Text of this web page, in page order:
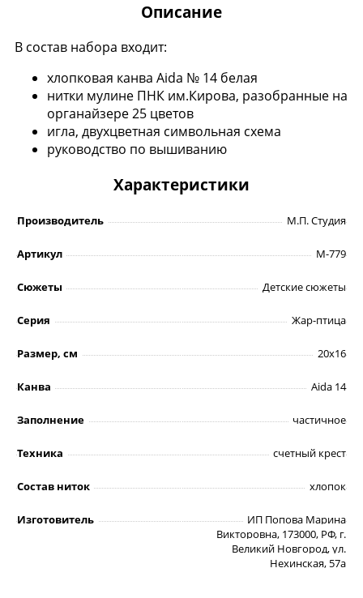
Описание
В состав набора входит:
хлопковая канва Aida № 14 белая
нитки мулине ПНК им.Кирова, разобранные на
органайзере 25 цветов
игла, двухцветная символьная схема
руководство по вышиванию
Характеристики
Производитель М.П. Студия
Артикул М-779
Сюжеты Детские сюжеты
Серия Жар-птица
Размер, см 20х16
Канва Aida 14
Заполнение частичное
Техника счетный крест
Состав ниток хлопок
Изготовитель
ИП Попова Марина
Викторовна, 173000, РФ, г.
Великий Новгород, ул.
Нехинская, 57а